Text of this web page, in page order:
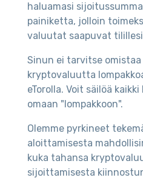
haluamasi
painiketta, jolloin
valuutat saapuvat
Sinun ei tarvitse
kryptovaluutta
eTorolla. Voit säilöä
omaan "lompakkoon".
Olemme pyrkineet
aloittamisesta
kuka tahansa
sijoittamisesta